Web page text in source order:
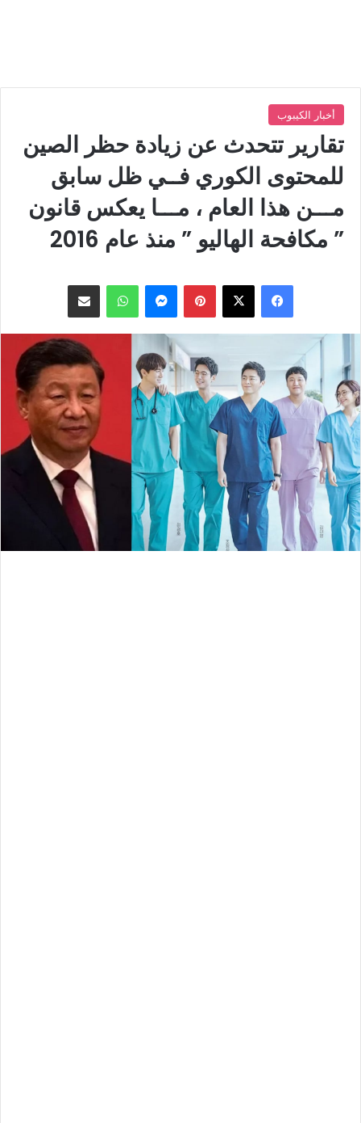
أخبار الكيبوب
تقارير تتحدث عن زيادة حظر الصين
للمحتوى الكوري فــي ظل سابق
مـــن هذا العام ، مـــا يعكس قانون
” مكافحة الهاليو ” منذ عام 2016
بينتيريستماسنجر واتساب مشاركة عبر البريد